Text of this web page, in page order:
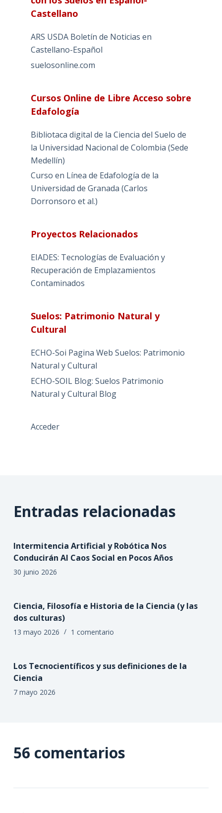
Castellano
ARS USDA Boletín de Noticias en
Castellano-Español
suelosonline.com
Cursos Online de Libre Acceso sobre
Edafología
Bibliotaca digital de la Ciencia del Suelo de
la Universidad Nacional de Colombia (Sede
Medellín)
Curso en Línea de Edafología de la
Universidad de Granada (Carlos
Dorronsoro et al.)
Proyectos Relacionados
EIADES: Tecnologías de Evaluación y
Recuperación de Emplazamientos
Contaminados
Suelos: Patrimonio Natural y
Cultural
ECHO-Soi Pagina Web Suelos: Patrimonio
Natural y Cultural
ECHO-SOIL Blog: Suelos Patrimonio
Natural y Cultural Blog
Acceder
Entradas relacionadas
Intermitencia Artificial y Robótica Nos
Conducirán Al Caos Social en Pocos Años
30 junio 2026
Ciencia, Filosofía e Historia de la Ciencia (y las
dos culturas)
13 mayo 2026 1 comentario
Los Tecnocientíficos y sus definiciones de la
Ciencia
7 mayo 2026
56 comentarios